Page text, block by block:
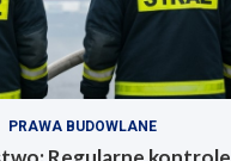
PRAWA BUDOWLANE